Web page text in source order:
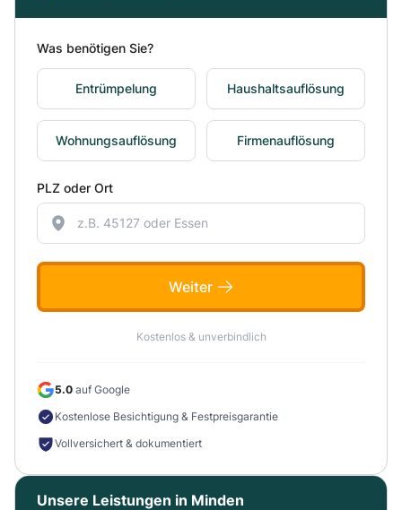
Was benötigen Sie?
Entrümpelung Haushaltsauflösung
Wohnungsauflösung Firmenauflösung
PLZ oder Ort
Weiter
Kostenlos & unverbindlich
5.0 auf Google
Kostenlose Besichtigung & Festpreisgarantie
Vollversichert & dokumentiert
Unsere Leistungen in Minden